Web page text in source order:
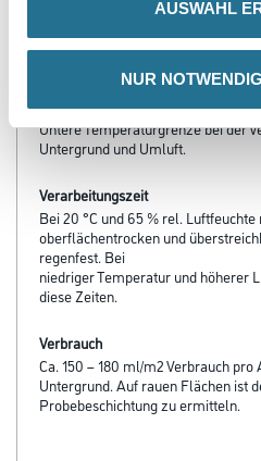
AUSWAHL
NUR
- Lösemittel- und weichmacherfrei
- Erfüllt die Anforderungen der DIN
Verarbeitungstemp./Luftfeuchte
Untere Temperaturgrenze bei der
Untergrund und Umluft.
Verarbeitungszeit
Bei 20 °C und 65 % rel. Luftfeuchte
oberflächentrocken und
regenfest. Bei
niedriger Temperatur und höherer
diese Zeiten.
Verbrauch
Ca. 150 – 180 ml/m2 Verbrauch
Untergrund. Auf rauen Flächen ist
Probebeschichtung zu ermitteln.